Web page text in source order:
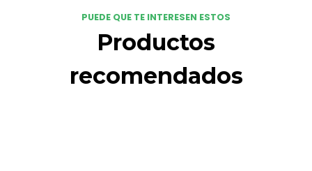
PUEDE QUE TE INTERESEN ESTOS
Productos
recomendados